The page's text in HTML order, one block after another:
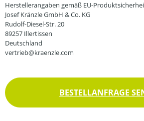
Herstellerangaben gemäß EU-
Josef Kränzle GmbH & Co. KG
Rudolf-Diesel-Str. 20
89257 Illertissen
Deutschland
vertrieb@kraenzle.com
BESTELLANFRAGE